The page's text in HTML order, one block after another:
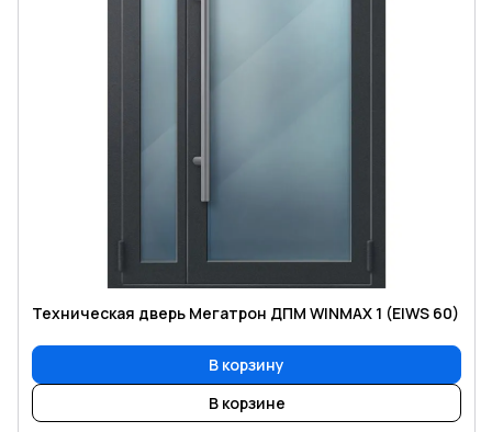
Техническая дверь Мегатрон ДПМ WINMAX 1 (EIWS 60)
В корзину
В корзине